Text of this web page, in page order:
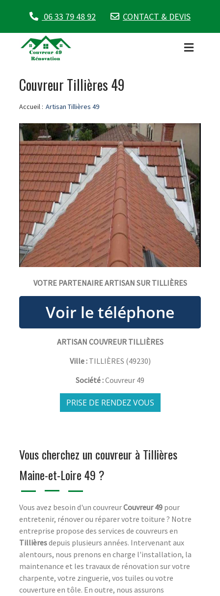
06 33 79 48 92 CONTACT & DEVIS
Couvreur Tillières 49
Accueil : Artisan Tillières 49
VOTRE PARTENAIRE ARTISAN SUR TILLIÈRES
ARTISAN COUVREUR TILLIÈRES
Ville : TILLIÈRES (49230)
Société :Couvreur 49
PRISE DE RENDEZ VOUS
Vous cherchez un couvreur à Tillières
Maine-et-Loire 49 ?
Vous avez besoin d'un couvreurCouvreur 49 pour
entretenir, rénover ou réparer votre toiture ? Notre
entreprise propose des services de couvreurs en
Tillièresdepuis plusieurs années. Intervenant aux
alentours, nous prenons en charge l'installation, la
maintenance et les travaux de rénovation sur votre
charpente, votre zinguerie, vos tuiles ou votre
couverture en tôle. En outre, nous assurons